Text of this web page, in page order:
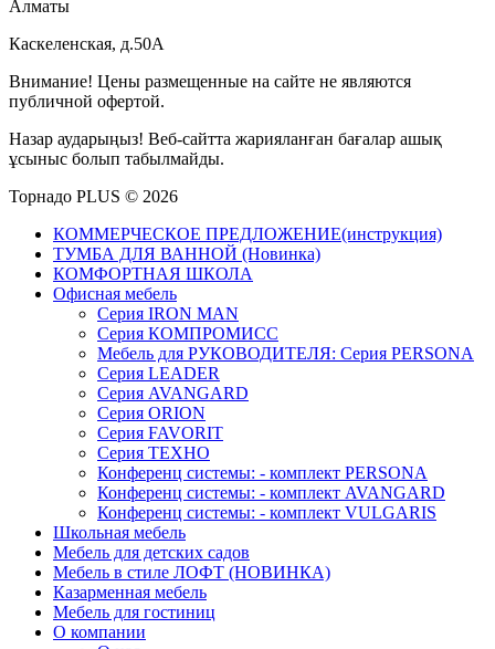
Алматы
Каскеленская, д.50А
Внимание! Цены размещенные на сайте не являются
публичной офертой.
Назар аударыңыз! Веб-сайтта жарияланған бағалар ашық
ұсыныс болып табылмайды.
Торнадо PLUS © 2026
КОММЕРЧЕСКОЕ ПРЕДЛОЖЕНИЕ(инструкция)
ТУМБА ДЛЯ ВАННОЙ (Новинка)
КОМФОРТНАЯ ШКОЛА
Офисная мебель
Серия IRON MAN
Серия КОМПРОМИСС
Мебель для РУКОВОДИТЕЛЯ: Серия PERSONA
Серия LEADER
Серия AVANGARD
Серия ORION
Серия FAVORIT
Серия ТЕХНО
Конференц системы: - комплект PERSONA
Конференц системы: - комплект AVANGARD
Конференц системы: - комплект VULGARIS
Школьная мебель
Мебель для детских садов
Мебель в стиле ЛОФТ (НОВИНКА)
Казарменная мебель
Мебель для гостиниц
О компании